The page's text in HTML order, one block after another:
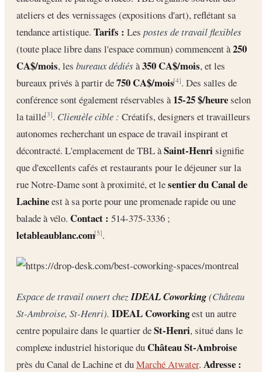
ateliers et des vernissages (expositions d'art), reflétant sa
tendance artistique. Tarifs : Les postes de travail flexibles
(toute place libre dans l'espace commun) commencent à250
CA$/mois, les bureaux dédiés à350 CA$/mois, et les
bureaux privés à partir de750 CA$/mois[4]. Des salles de
conférence sont également réservables à15-25 $/heureselon
la taille[3]. Clientèle cible : Créatifs, designers et travailleurs
autonomes recherchant un espace de travail inspirant et
décontracté. L'emplacement de TBL àSaint-Henrisignifie
que d'excellents cafés et restaurants pour le déjeuner sur la
rue Notre-Dame sont à proximité, et lesentier du Canal de
Lachineest à sa porte pour une promenade rapide ou une
balade à vélo. Contact : 514-375-3336 ;
letableaublanc.com[5].
Espace de travail ouvert chezIDEAL Coworking(Château
St-Ambroise, St-Henri). IDEAL Coworkingest un autre
centre populaire dans le quartier deSt-Henri, situé dans le
complexe industriel historique duChâteau St-Ambroise
près du Canal de Lachine et duMarché Atwater. Adresse :